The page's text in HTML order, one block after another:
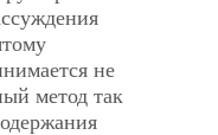
не
метод так